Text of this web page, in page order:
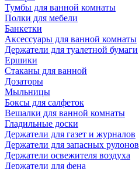
Тумбы для ванной комнаты
Полки для мебели
Банкетки
Аксессуары для ванной комнаты
Держатели для туалетной бумаги
Ершики
Стаканы для ванной
Дозаторы
Мыльницы
Боксы для салфеток
Вешалки для ванной комнаты
Гладильные доски
Держатели для газет и журналов
Держатели для запасных рулонов
Держатели освежителя воздуха
Держатели для фена